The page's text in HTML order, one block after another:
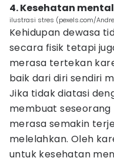
4. Kesehatan
ilustrasi stres (pexels.com/
Kehidupan dewasa
secara fisik tetapi
merasa tertekan
baik dari diri sendiri
Jika tidak diatasi
membuat
merasa semakin
melelahkan. Oleh
untuk kesehatan